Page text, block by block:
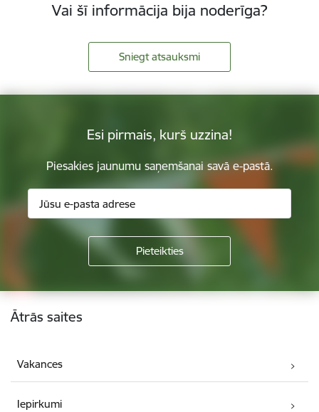
Vai šī informācija bija noderīga?
Sniegt atsauksmi
Esi pirmais, kurš uzzina!
Piesakies jaunumu saņemšanai savā e-pastā.
Kājene
Ātrās saites
Vakances
Iepirkumi